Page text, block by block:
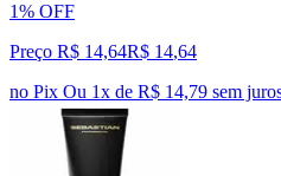
1% OFF
Preço R$ 14,64R$ 14,64
no Pix Ou 1x de R$ 14,79 sem